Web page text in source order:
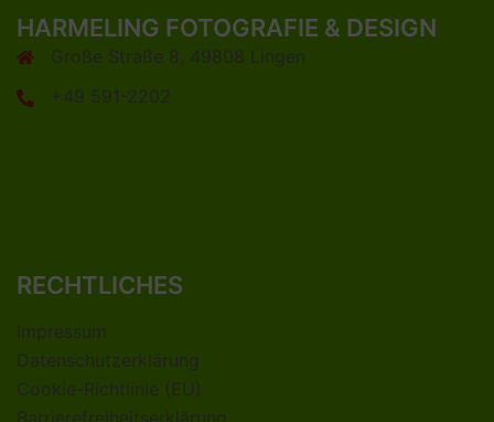
HARMELING FOTOGRAFIE & DESIGN
Große Straße 8, 49808 Lingen
+49 591-2202
RECHTLICHES
Impressum
Datenschutzerklärung
Cookie-Richtlinie (EU)
Barrierefreiheitserklärung